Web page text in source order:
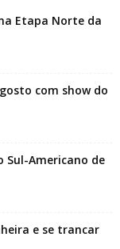
Etapa Norte da
com show do
Sul-Americano de
e se trancar